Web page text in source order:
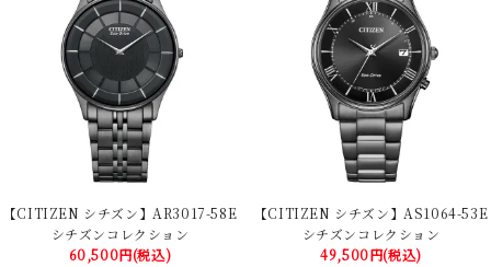
【CITIZEN シチズン】AR3017-58E
シチズンコレクション
60,500円(税込)
【CITIZEN シチズン】AS1064-53E
シチズンコレクション
49,500円(税込)